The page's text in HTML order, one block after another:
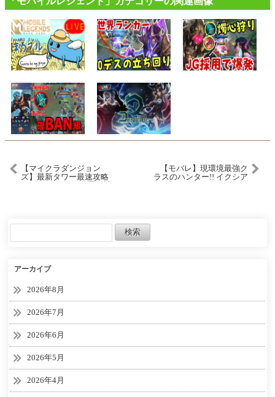
【マイクラダンジョン
ズ】最新タワー最速攻略
【モバレ】現環境最強ク
ラスのハンター!! イクシア
アーカイブ
2026年8月
2026年7月
2026年6月
2026年5月
2026年4月